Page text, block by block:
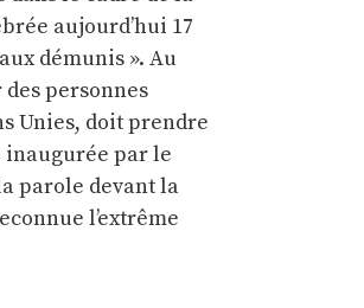
aujourd’hui 17
démunis ». Au
personnes
Unies, doit prendre
inaugurée par le
parole devant la
l’extrême